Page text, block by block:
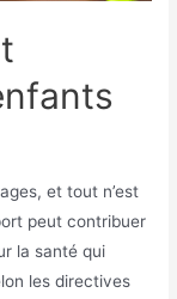
et tout n’est
peut contribuer
la santé qui
les directives